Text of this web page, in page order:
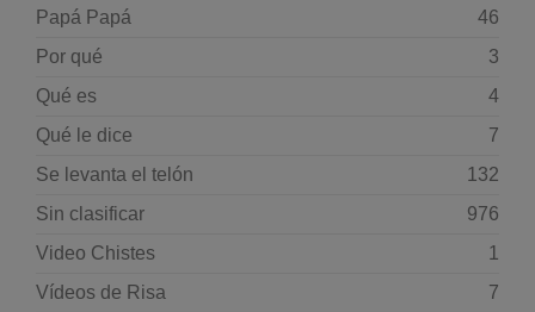
Papá Papá
46
Por qué
3
Qué es
4
Qué le dice
7
Se levanta el telón
132
Sin clasificar
976
Video Chistes
1
Vídeos de Risa
7